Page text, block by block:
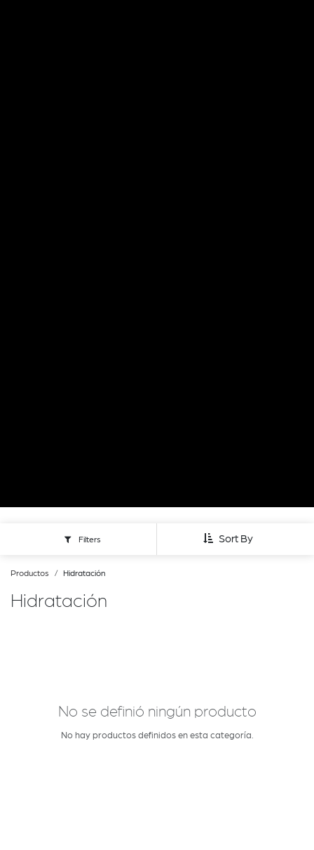
Sort By
Filters
Productos Hidratación
Hidratación
No se definió ningún producto
No hay productos definidos en esta categoría.